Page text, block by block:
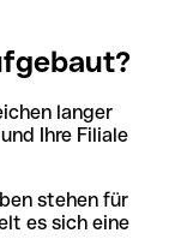
langer
Ihre Filiale
stehen für
es sich eine